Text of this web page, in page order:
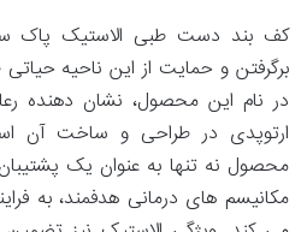
کف بند دست طبی الاستیک پاک
برگرفتن و حمایت از این ناحیه
در نام این محصول، نشان دهنده
ارتوپدی در طراحی و ساخت آن
محصول نه تنها به عنوان یک
مکانیسم های درمانی هدفمند، به